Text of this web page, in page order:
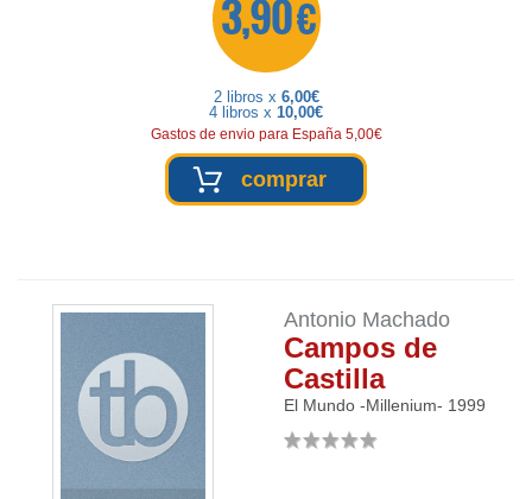
3,90 €
2 libros x 6,00€
4 libros x 10,00€
Gastos de envio para España 5,00€
comprar
Antonio Machado
Campos de
Castilla
El Mundo -Millenium- 1999